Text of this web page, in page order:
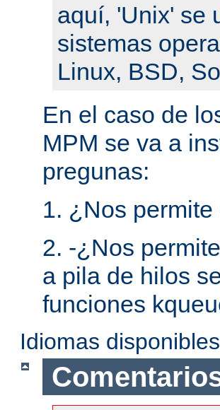
aquí, 'Unix' se
sistemas
Linux, BSD,
En el caso de
MPM se va a
pregunas:
1. ¿Nos
2. -¿Nos
a pila de hilos
funciones
Idiomas